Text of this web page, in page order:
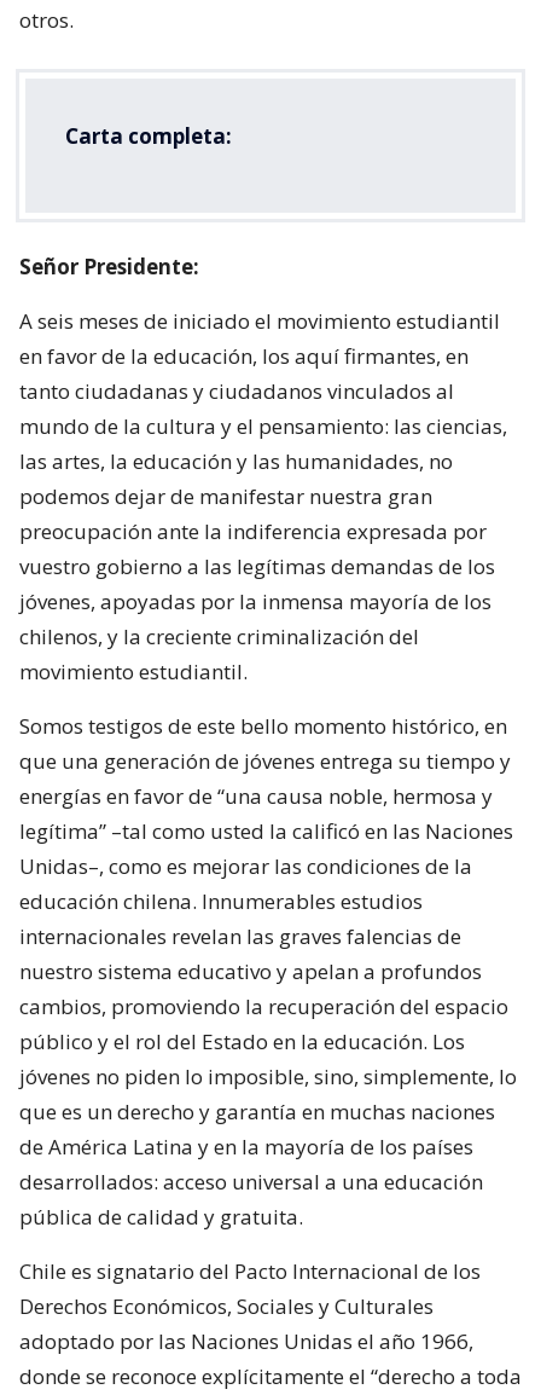
otros.
Carta completa:
Señor Presidente:
A seis meses de iniciado el movimiento estudiantil
en favor de la educación, los aquí firmantes, en
tanto ciudadanas y ciudadanos vinculados al
mundo de la cultura y el pensamiento: las ciencias,
las artes, la educación y las humanidades, no
podemos dejar de manifestar nuestra gran
preocupación ante la indiferencia expresada por
vuestro gobierno a las legítimas demandas de los
jóvenes, apoyadas por la inmensa mayoría de los
chilenos, y la creciente criminalización del
movimiento estudiantil.
Somos testigos de este bello momento histórico, en
que una generación de jóvenes entrega su tiempo y
energías en favor de “una causa noble, hermosa y
legítima” –tal como usted la calificó en las Naciones
Unidas–, como es mejorar las condiciones de la
educación chilena. Innumerables estudios
internacionales revelan las graves falencias de
nuestro sistema educativo y apelan a profundos
cambios, promoviendo la recuperación del espacio
público y el rol del Estado en la educación. Los
jóvenes no piden lo imposible, sino, simplemente, lo
que es un derecho y garantía en muchas naciones
de América Latina y en la mayoría de los países
desarrollados: acceso universal a una educación
pública de calidad y gratuita.
Chile es signatario del Pacto Internacional de los
Derechos Económicos, Sociales y Culturales
adoptado por las Naciones Unidas el año 1966,
donde se reconoce explícitamente el “derecho a toda